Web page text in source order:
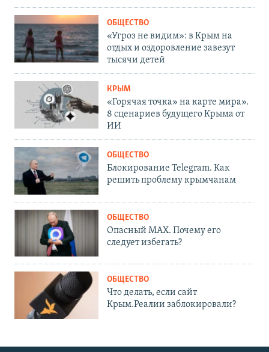
ОБЩЕСТВО
«Угроз не видим»: в Крым на
отдых и оздоровление завезут
тысячи детей
КРЫМ
«Горячая точка» на карте мира».
8 сценариев будущего Крыма от
ИИ
ОБЩЕСТВО
Блокирование Telegram. Как
решить проблему крымчанам
ОБЩЕСТВО
Опасный MAX. Почему его
следует избегать?
ОБЩЕСТВО
Что делать, если сайт
Крым.Реалии заблокировали?